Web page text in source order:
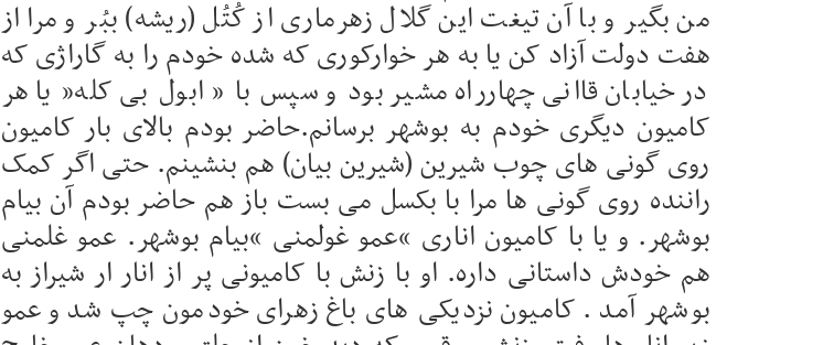
من بگیر و با آن تیغت این گلال زهرماری از کُتُل (ریشه) ببُر و مرا از
هفت دولت آزاد کن یا به هر خوارکوری که شده خودم را به گاراژی که
در خیابان قاانی چهارراه مشیر بود و سپس با ” ابول بی کله” یا هر
کامیون دیگری خودم به بوشهر برسانم.حاضر بودم بالای بار کامیون
روی گونی های چوب شیرین (شیرین بیان) هم بنشینم. حتی اگر کمک
راننده روی گونی ها مرا با بکسل می بست باز هم حاضر بودم آن بیام
بوشهر. و یا با کامیون اناری “عمو غولمنی “بیام بوشهر. عمو غلمنی
هم خودش داستانی داره. او با زنش با کامیونی پر از انار ار شیراز به
بوشهر آمد . کامیون نزدیکی های باغ زهرای خودمون چپ شد و عمو